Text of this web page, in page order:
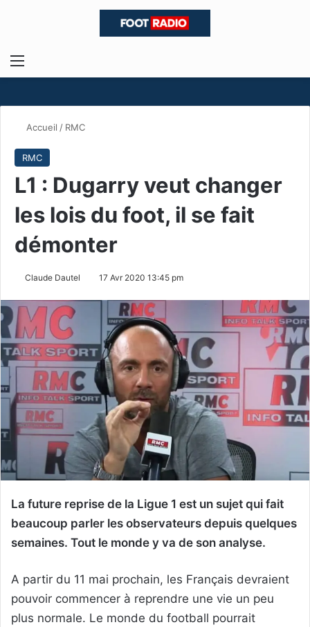
Menu
Accueil / RMC
RMC
L1 : Dugarry veut changer
les lois du foot, il se fait
démonter
Claude Dautel 17 Avr 2020 13:45 pm
La future reprise de la Ligue 1 est un sujet qui fait
beaucoup parler les observateurs depuis quelques
semaines. Tout le monde y va de son analyse.
A partir du 11 mai prochain, les Français devraient
pouvoir commencer à reprendre une vie un peu
plus normale. Le monde du football pourrait